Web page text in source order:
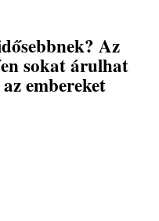
Az
sokat árulhat
embereket